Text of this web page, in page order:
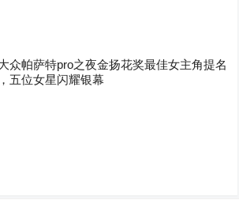
众帕萨特pro之夜金扬花奖最佳女主角提名
五位女星闪耀银幕